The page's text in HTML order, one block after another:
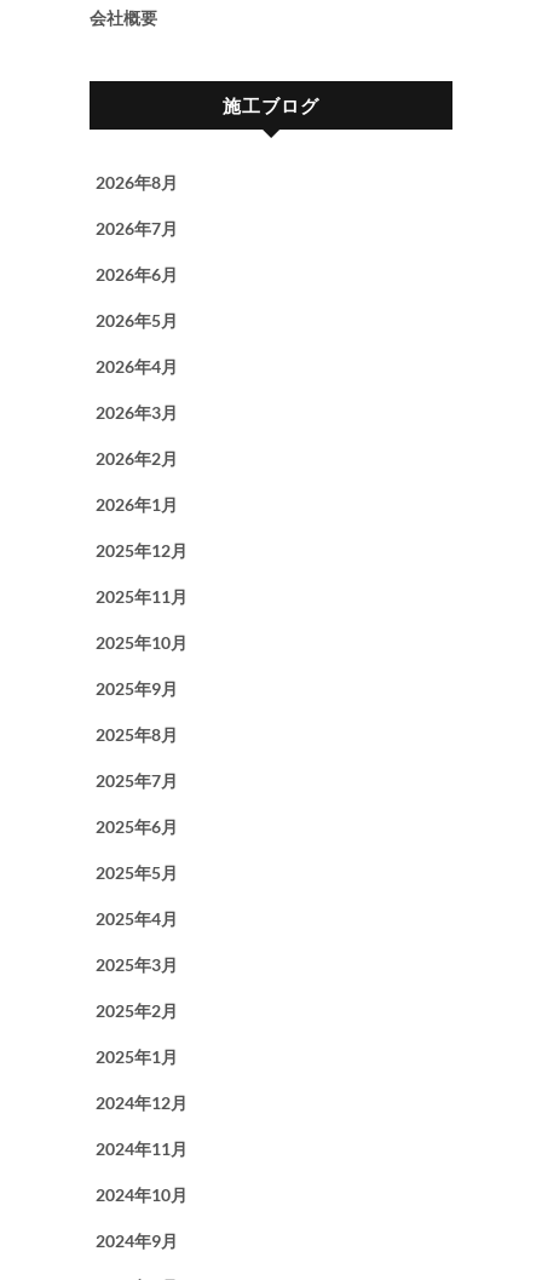
会社概要
施工ブログ
2026年8月
2026年7月
2026年6月
2026年5月
2026年4月
2026年3月
2026年2月
2026年1月
2025年12月
2025年11月
2025年10月
2025年9月
2025年8月
2025年7月
2025年6月
2025年5月
2025年4月
2025年3月
2025年2月
2025年1月
2024年12月
2024年11月
2024年10月
2024年9月